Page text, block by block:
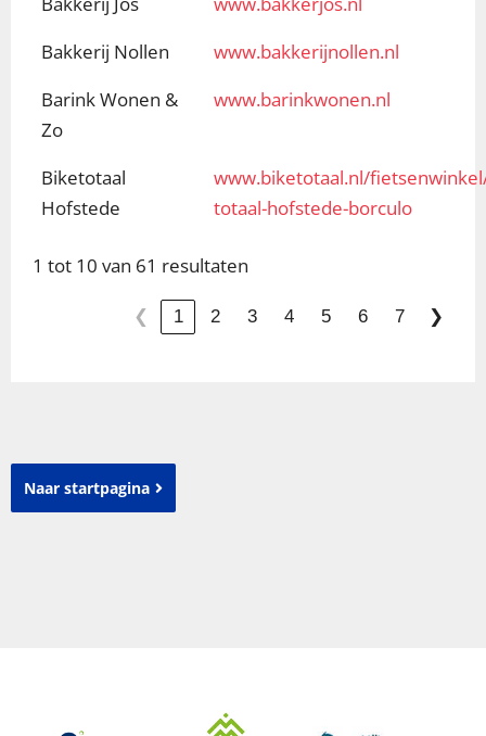
Bakkerij Nollen
www.bakkerijnollen.nl
Barink Wonen &
Zo
www.barinkwonen.nl
Biketotaal
Hofstede
www.biketotaal.nl/
totaal-hofstede-borculo
1 tot 10 van 61 resultaten
❮ 1 2 3 4 5 6 7 ❯
Naar startpagina